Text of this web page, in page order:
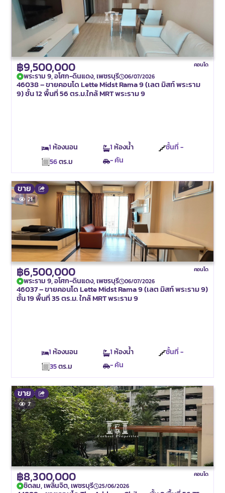
฿9,500,000 คอนโด
พระราม 9, อโศก-ดินแดง, เพชรบุรี 06/07/2026
46038 – ขายคอนโด Lette Midst Rama 9 (เลต มิสท์ พระราม
9) ชั้น 12 พื้นที่ 56 ตร.ม.ใกล้ MRT พระราม 9
1ห้องนอน 1ห้องน้ำ
ชั้นที่ -
56ตร.ม - คัน
ขาย
21
฿6,500,000 คอนโด
พระราม 9, อโศก-ดินแดง, เพชรบุรี 06/07/2026
46037 – ขายคอนโด Lette Midst Rama 9 (เลต มิสท์ พระราม 9)
ชั้น 19 พื้นที่ 35 ตร.ม. ใกล้ MRT พระราม 9
1ห้องนอน 1ห้องน้ำ
ชั้นที่ -
35ตร.ม - คัน
ขาย
7
฿8,300,000 คอนโด
ชิดลม, เพลินจิต, เพชรบุรี 25/06/2026